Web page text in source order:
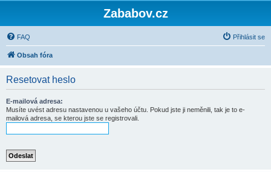
Zababov.cz
FAQ Přihlásit se
Obsah fóra
Resetovat heslo
E-mailová adresa:
Musíte uvést adresu nastavenou u vašeho účtu. Pokud jste ji neměnili, tak je to e-
mailová adresa, se kterou jste se registrovali.